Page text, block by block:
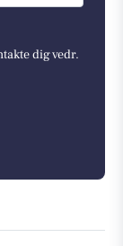
dig vedr.